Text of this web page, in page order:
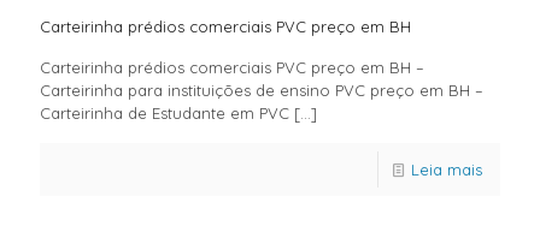
Carteirinha prédios comerciais PVC preço em BH
Carteirinha prédios comerciais PVC preço em BH –
Carteirinha para instituições de ensino PVC preço em BH –
Carteirinha de Estudante em PVC […]
Leia mais